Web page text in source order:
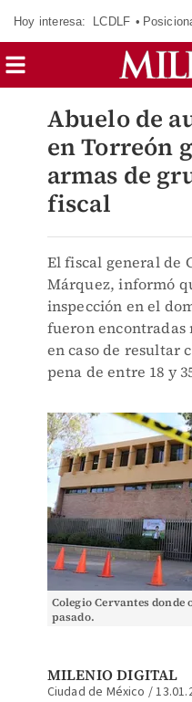
Hoy interesa: LCDLF
Abuelo de
en Torreón
armas de
fiscal
El fiscal general de
Márquez, informó
inspección en el
fueron encontradas
en caso de resultar
pena de entre 18 y
Colegio Cervantes
pasado.
MILENIO DIGITAL
Ciudad de México /